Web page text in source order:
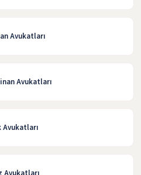
Avukatları
Avukatları